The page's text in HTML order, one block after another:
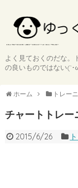
よく見ておくのだな。
の良いものではない(`･
ホーム トレー
チャートトレー
2015/6/26